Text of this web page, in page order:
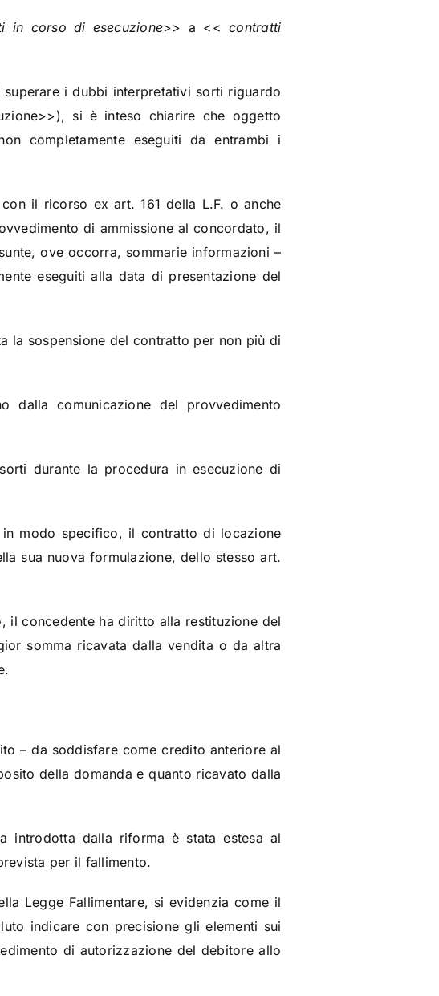
in corso di esecuzione>> a <<contratti
i dubbi interpretativi sorti riguardo
si è inteso chiarire che oggetto
completamente eseguiti da entrambi i
il ricorso ex art. 161 della L.F. o anche
di ammissione al concordato, il
ove occorra, sommarie informazioni –
eseguiti alla data di presentazione del
la sospensione del contratto per non più di
dalla comunicazione del provvedimento
durante la procedura in esecuzione di
in modo specifico, il contratto di locazione
sua nuova formulazione, dello stesso art.
concedente ha diritto alla restituzione del
somma ricavata dalla vendita o da altra
– da soddisfare come credito anteriore al
della domanda e quanto ricavato dalla
introdotta dalla riforma è stata estesa al
per il fallimento.
Legge Fallimentare, si evidenzia come il
indicare con precisione gli elementi sui
di autorizzazione del debitore allo